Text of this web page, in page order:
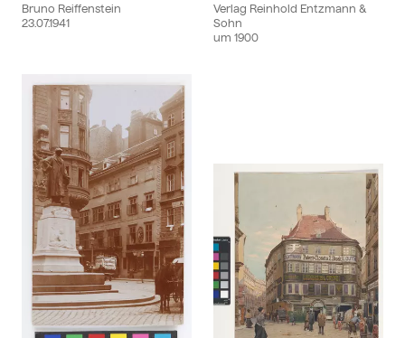
Bruno Reiffenstein
23.07.1941
Verlag Reinhold Entzmann &
Sohn
um 1900